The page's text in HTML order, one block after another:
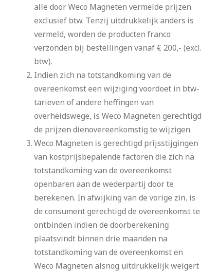
alle door Weco Magneten vermelde prijzen
exclusief btw. Tenzij uitdrukkelijk anders is
vermeld, worden de producten franco
verzonden bij bestellingen vanaf € 200,- (excl.
btw).
Indien zich na totstandkoming van de
overeenkomst een wijziging voordoet in btw-
tarieven of andere heffingen van
overheidswege, is Weco Magneten gerechtigd
de prijzen dienovereenkomstig te wijzigen.
Weco Magneten is gerechtigd prijsstijgingen
van kostprijsbepalende factoren die zich na
totstandkoming van de overeenkomst
openbaren aan de wederpartij door te
berekenen. In afwijking van de vorige zin, is
de consument gerechtigd de overeenkomst te
ontbinden indien de doorberekening
plaatsvindt binnen drie maanden na
totstandkoming van de overeenkomst en
Weco Magneten alsnog uitdrukkelijk weigert